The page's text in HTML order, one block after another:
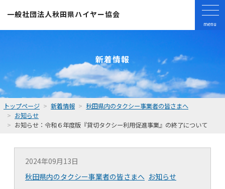
一般社団法人秋田県ハイヤー協会
menu
新着情報
トップページ 新着情報
秋田県内のタクシー事業者の皆さまへ
お知らせ
お知らせ：令和６年度版『貸切タクシー利用促進事業』の終了について
2024年09月13日
秋田県内のタクシー事業者の皆さまへ お知らせ